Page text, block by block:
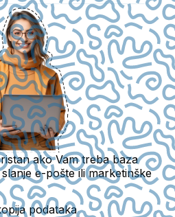
ako Vam treba baza
e-pošte ili marketinške
podataka